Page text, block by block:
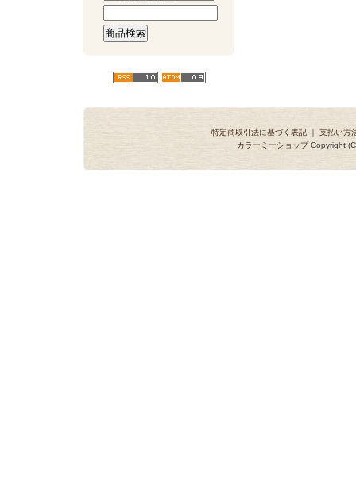
特定商取引法に基づく表記 ｜ 支払い方
カラーミーショップCopyright